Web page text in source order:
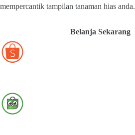
mempercantik tampilan tanaman hias anda.
Belanja Sekarang